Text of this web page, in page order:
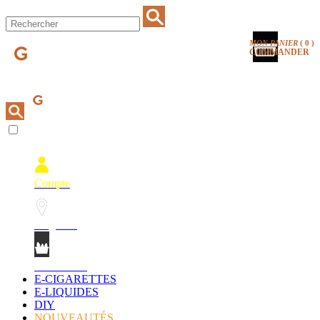
MON PANIER ( 0 )
COMMANDER
Compte
E-CIGARETTES
E-LIQUIDES
DIY
NOUVEAUTÉS